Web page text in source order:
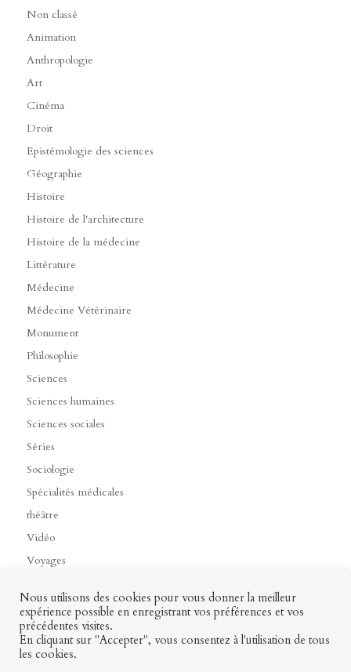
Non classé
Animation
Anthropologie
Art
Cinéma
Droit
Epistémologie des sciences
Géographie
Histoire
Histoire de l'architecture
Histoire de la médecine
Littérature
Médecine
Médecine Vétérinaire
Monument
Philosophie
Sciences
Sciences humaines
Sciences sociales
Séries
Sociologie
Spécialités médicales
théâtre
Vidéo
Voyages
Contact Mon profil
Nous utilisons des cookies pour vous donner la meilleur
expérience possible en enregistrant vos préférences et vos
précédentes visites.
En cliquant sur "Accepter", vous consentez à l'utilisation de tous
les cookies.